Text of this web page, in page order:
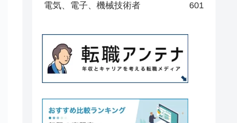
電気、電子、機械技術者 601